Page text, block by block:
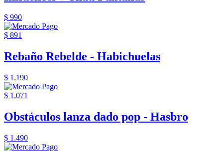
$ 990
$ 891
Rebaño Rebelde - Habichuelas
$ 1.190
$ 1.071
Obstáculos lanza dado pop - Hasbro
$ 1.490